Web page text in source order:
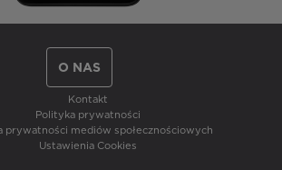
O NAS
Kontakt
Polityka prywatności
prywatności mediów społecznościowych
Ustawienia Cookies